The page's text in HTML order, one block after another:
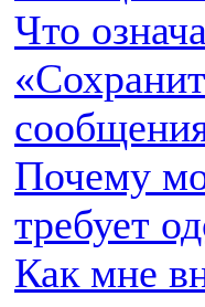
Что
Почему
требует
Как мне